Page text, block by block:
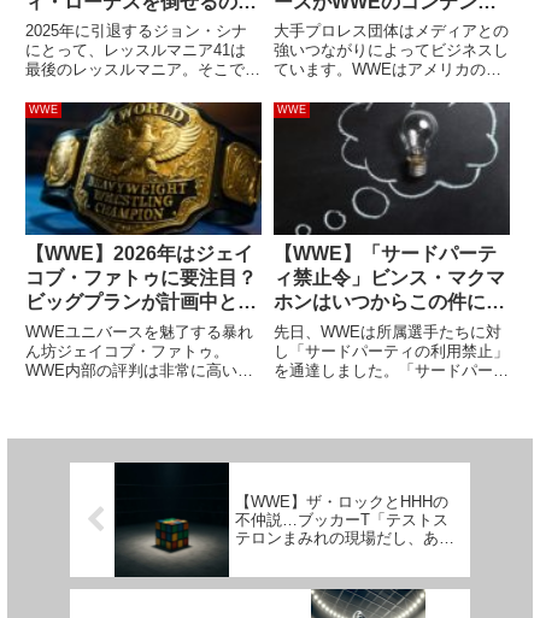
か？現在の試合計画はどう
なっているのか
2025年に引退するジョン・シナ
にとって、レッスルマニア41は
最後のレッスルマニア。そこで彼
うです。先日開催された
Elimination Chamberでヒールタ
ーンした彼は、レッスルマニア
41でコーディ・ロー...
制作に興味を持っている？
大手プロレス団体はメディアとの
強いつながりによってビジネスし
ています。WWEはアメリカの大
は巨大メディアコングロマリット
のワーナー・ブラザース・ディス
カバリーとビジネスパートナーの
関係にあり、それぞれ友好的...
WWE
【WWE】2026年はジェイ
コブ・ファトゥに要注目？
ビッグプランが計画中と報
じられる
WWEユニバースを魅了する暴れ
ん坊ジェイコブ・ファトゥ。
WWE内部の評判は非常に高いよ
Survivor Seriesの...
WWE
【WWE】「サードパーテ
ィ禁止令」ビンス・マクマ
ホンはいつからこの件につ
いて考えていたのか
先日、WWEは所属選手たちに対
し「サードパーティの利用禁止」
を通達しました。「サードパーテ
報告するという条...
【WWE】ザ・ロックとHHHの
不仲説…ブッカーT「テストス
テロンまみれの現場だし、あり